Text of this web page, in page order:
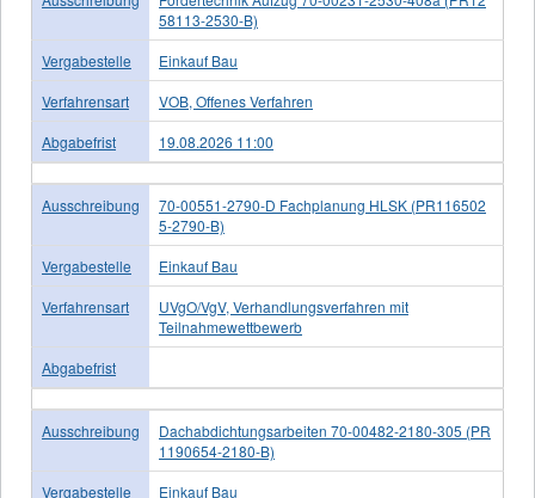
58113-2530-B)
Vergabestelle
Einkauf Bau
Verfahrensart
VOB, Offenes Verfahren
Abgabefrist
19.08.2026 11:00
Ausschreibung
70-00551-2790-D Fachplanung HLSK (PR116502
5-2790-B)
Vergabestelle
Einkauf Bau
Verfahrensart
UVgO/VgV, Verhandlungsverfahren mit
Teilnahmewettbewerb
Abgabefrist
Ausschreibung
Dachabdichtungsarbeiten 70-00482-2180-305 (PR
1190654-2180-B)
Vergabestelle
Einkauf Bau